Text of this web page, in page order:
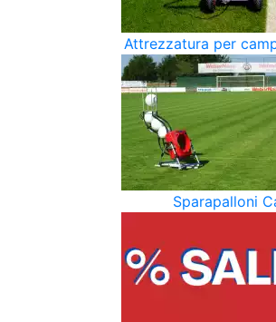
Attrezzatura per
Sparapalloni